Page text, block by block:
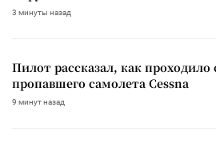
3 минуты назад
Пилот рассказал, как проходило
пропавшего самолета Cessna
9 минут назад